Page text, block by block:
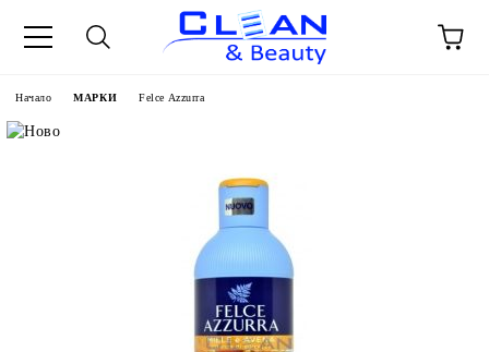
Начало МАРКИ Felce Azzurra